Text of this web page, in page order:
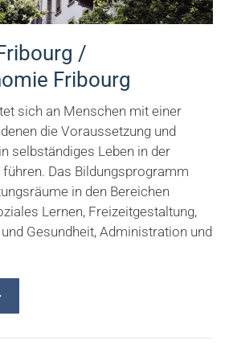
/
Fribourg
sich an Menschen mit einer
die Voraussetzung und
selbständiges Leben in der
Das Bildungsprogramm
in den Bereichen
Lernen, Freizeitgestaltung,
Gesundheit, Administration und